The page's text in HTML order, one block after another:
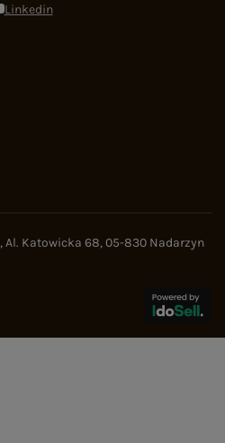
Linkedin
,Al. Katowicka 68,05-830 Nadarzyn